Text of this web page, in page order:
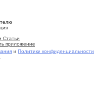
Статьи
приложение
и Политики конфиденциальности